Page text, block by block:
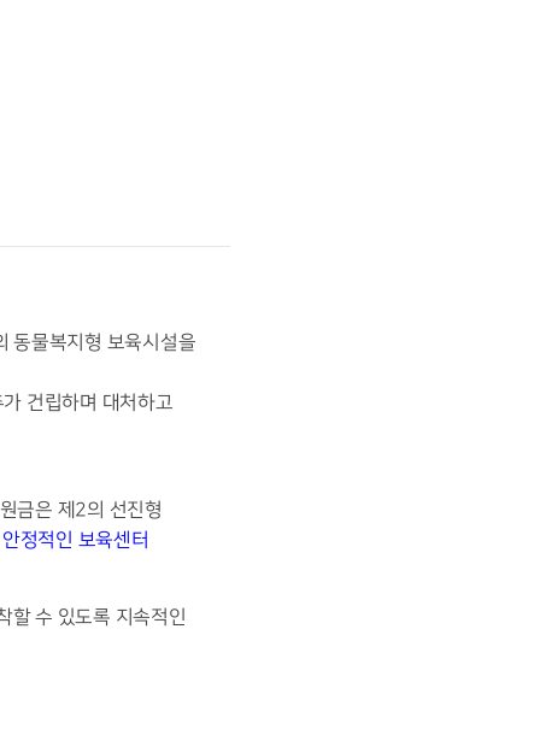
동물복지형 보육시설을
건립하며 대처하고
금은 제2의 선진형
정적인 보육센터
할 수 있도록 지속적인